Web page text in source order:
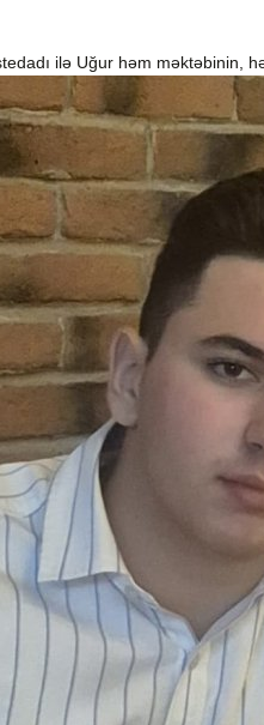
ilə Uğur həm məktəbinin,